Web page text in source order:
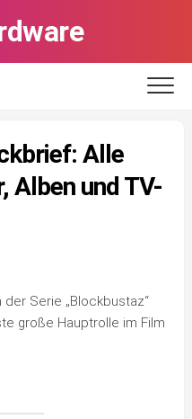
Alle
Alben und TV-
der Serie „Blockbustaz“
große Hauptrolle im Film